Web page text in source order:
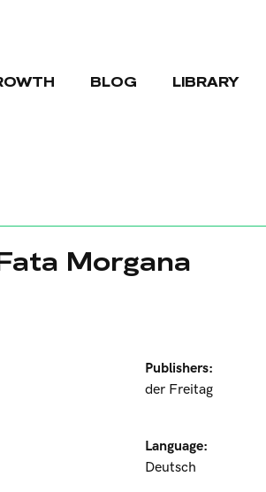
BLOG LIBRARY
Morgana
Publishers:
der Freitag
Language:
Deutsch